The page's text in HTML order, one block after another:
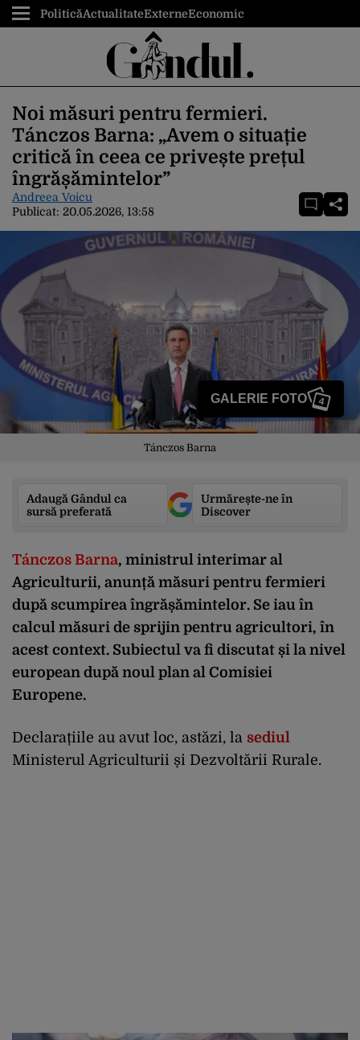
PoliticăActualitateExterneEconomic
Noi măsuri pentru fermieri.
Tánczos Barna: „Avem o situație
critică în ceea ce privește prețul
îngrășămintelor”
Andreea Voicu
Publicat: 20.05.2026, 13:58
GALERIE FOTO 4
Tánczos Barna
Adaugă Gândul ca
sursă preferată
Urmărește-ne în
Discover
Tánczos Barna, ministrul interimar al
Agriculturii, anunță măsuri pentru fermieri
după scumpirea îngrășămintelor. Se iau în
calcul măsuri de sprijin pentru agricultori, în
acest context. Subiectul va fi discutat și la nivel
european după noul plan al Comisiei
Europene.
Declarațiile au avut loc, astăzi, la sediul
Ministerul Agriculturii și Dezvoltării Rurale.